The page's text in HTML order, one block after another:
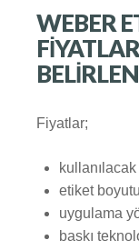
WEBER
Fiyatlar;
etiket
uygulama
baskı